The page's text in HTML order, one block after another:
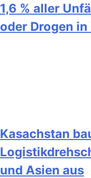
1,6 % aller
oder Drogen
Kasachstan
und Asien aus